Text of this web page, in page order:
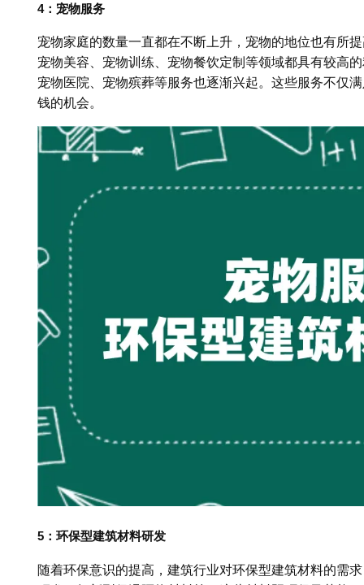
4：宠物服务
宠物家庭的数量一直都在不断上升，宠物的地位也有所
宠物美容、宠物训练、宠物餐饮定制等领域都具有较高
宠物医院、宠物殡葬等服务也逐渐兴起。这些服务不仅
钱的机会。
5：环保型建筑材料研发
随着环保意识的提高，建筑行业对环保型建筑材料的需